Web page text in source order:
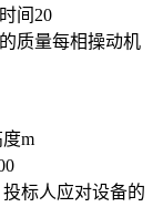
间20
质量每相操动机
m
标人应对设备的